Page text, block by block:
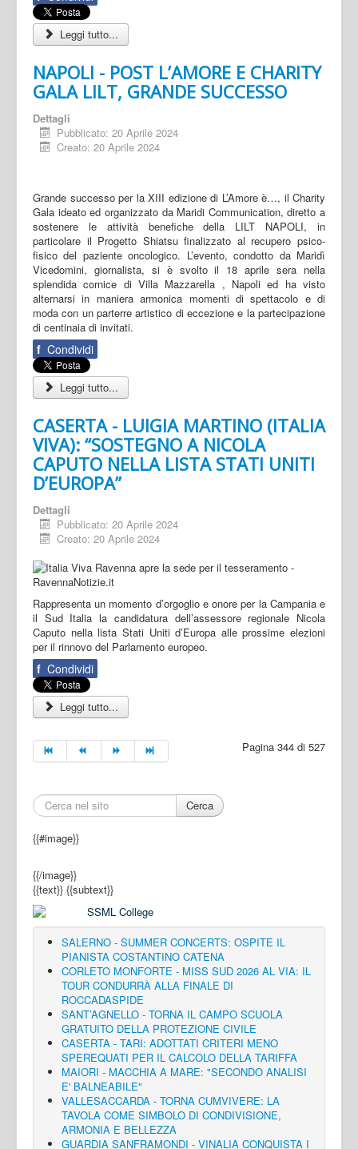
Leggi tutto...
NAPOLI - POST L’AMORE E CHARITY
GALA LILT, GRANDE SUCCESSO
Dettagli
Pubblicato: 20 Aprile 2024
Creato: 20 Aprile 2024
Grande successo per la XIII edizione di L’Amore è…, il Charity
Gala ideato ed organizzato da Maridi Communication, diretto a
sostenere le attività benefiche della LILT NAPOLI, in
particolare il Progetto Shiatsu finalizzato al recupero psico-
fisico del paziente oncologico. L’evento, condotto da Maridì
Vicedomini, giornalista, si è svolto il 18 aprile sera nella
splendida cornice di Villa Mazzarella , Napoli ed ha visto
alternarsi in maniera armonica momenti di spettacolo e di
moda con un parterre artistico di eccezione e la partecipazione
di centinaia di invitati.
f Condividi
Leggi tutto...
CASERTA - LUIGIA MARTINO (ITALIA
VIVA): “SOSTEGNO A NICOLA
CAPUTO NELLA LISTA STATI UNITI
D’EUROPA”
Dettagli
Pubblicato: 20 Aprile 2024
Creato: 20 Aprile 2024
Rappresenta un momento d’orgoglio e onore per la Campania e
il Sud Italia la candidatura dell’assessore regionale Nicola
Caputo nella lista Stati Uniti d’Europa alle prossime elezioni
per il rinnovo del Parlamento europeo.
f Condividi
Leggi tutto...
Pagina 344 di 527
Cerca
{{#image}}
{{/image}}
{{text}} {{subtext}}
SALERNO - SUMMER CONCERTS: OSPITE IL
PIANISTA COSTANTINO CATENA
CORLETO MONFORTE - MISS SUD 2026 AL VIA: IL
TOUR CONDURRÀ ALLA FINALE DI
ROCCADASPIDE
SANT’AGNELLO - TORNA IL CAMPO SCUOLA
GRATUITO DELLA PROTEZIONE CIVILE
CASERTA - TARI: ADOTTATI CRITERI MENO
SPEREQUATI PER IL CALCOLO DELLA TARIFFA
MAIORI - MACCHIA A MARE: "SECONDO ANALISI
E' BALNEABILE"
VALLESACCARDA - TORNA CUMVIVERE: LA
TAVOLA COME SIMBOLO DI CONDIVISIONE,
ARMONIA E BELLEZZA
GUARDIA SANFRAMONDI - VINALIA CONQUISTA I